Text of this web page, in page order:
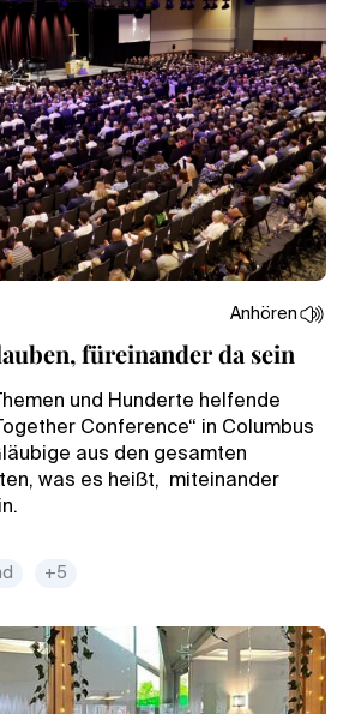
Anhören
füreinander da sein
und Hunderte helfende
Conference“ in Columbus
aus den gesamten
was es heißt, miteinander
+5